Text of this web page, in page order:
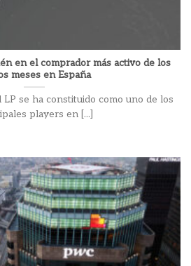
en el comprador más activo de los
meses en España
LP se ha constituido como uno de los
players en [...]